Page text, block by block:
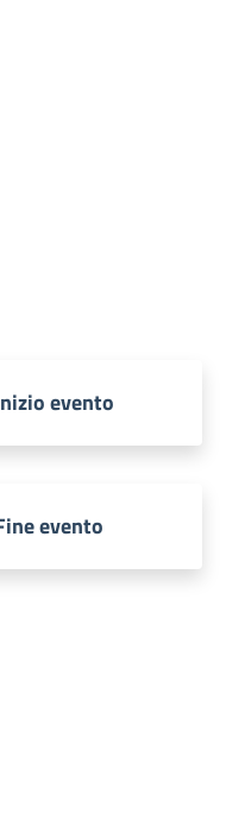
evento
evento